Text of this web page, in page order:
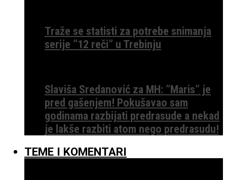
Traže se statisti za potrebe snimanja
serije ”12 reči” u Trebinju
Slaviša Sredanović za MH: ”Maris” je
pred gašenjem! Pokušavao sam
godinama razbijati predrasude a nekad
je lakše razbiti atom nego predrasudu!
TEME I KOMENTARI